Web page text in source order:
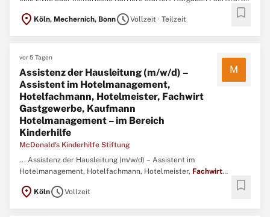
für Lagerlogistik (m/w/d) nehmen Güter an, kontrollieren sie und
lagern sie sachgerecht. ...
location_on Köln, Mechernich, BonnscheduleVollzeit · Teilzeit bookmark
vor 5 Tagen
Assistenz der Hausleitung (m/w/d) –
Assistent im Hotelmanagement,
Hotelfachmann, Hotelmeister, Fachwirt
Gastgewerbe, Kaufmann
Hotelmanagement – im Bereich
Kinderhilfe
McDonald's Kinderhilfe Stiftung
M
... Assistenz der Hausleitung (m/w/d) – Assistent im
Hotelmanagement, Hotelfachmann, Hotelmeister, Fachwirt
Kinderhilfe Festanstellung, Vollzeit · Ronald McDonald Haus Köln
location_on KölnscheduleVollzeit bookmark